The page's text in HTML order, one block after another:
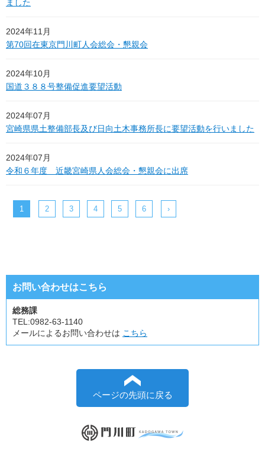
ました
2024年11月
第70回在東京門川町人会総会・懇親会
2024年10月
国道３８８号整備促進要望活動
2024年07月
宮崎県県土整備部長及び日向土木事務所長に要望活動を行いました
2024年07月
令和６年度 近畿宮崎県人会総会・懇親会に出席
1 2 3 4 5 6 ›
お問い合わせはこちら
総務課
TEL:0982-63-1140
メールによるお問い合わせは こちら
ページの先頭に戻る